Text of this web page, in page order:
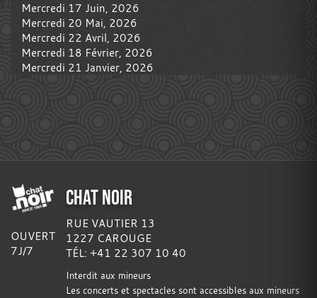
Mercredi 17 Juin, 2026
Mercredi 20 Mai, 2026
Mercredi 22 Avril, 2026
Mercredi 18 Février, 2026
Mercredi 21 Janvier, 2026
OUVERT
7J/7
CHAT NOIR
RUE VAUTIER 13
1227 CAROUGE
TÉL: +41 22 307 10 40
Interdit aux mineurs
Les concerts et spectacles sont accessibles aux mineurs